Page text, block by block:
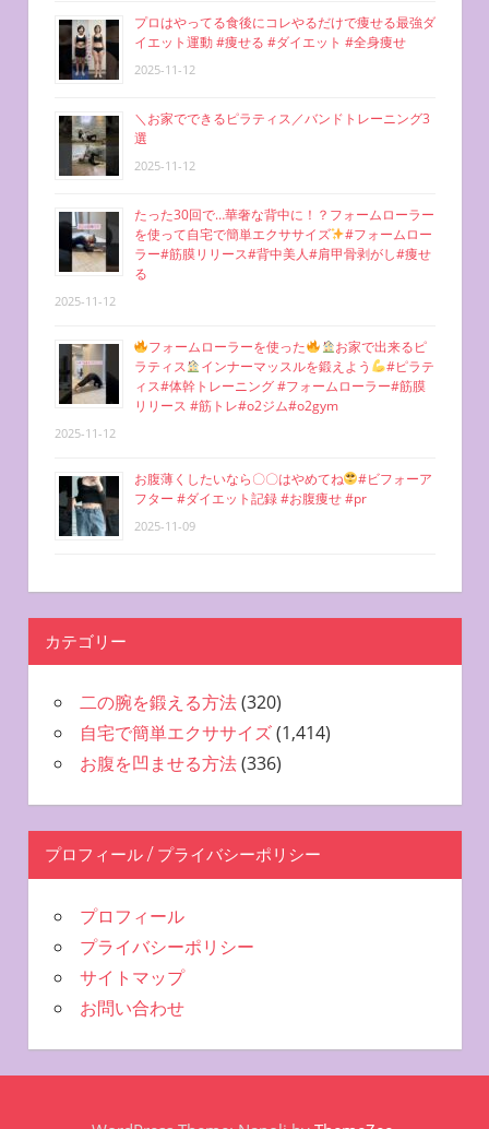
プロはやってる食後にコレやるだけで痩せる最強ダ
イエット運動 #痩せる #ダイエット #全身痩せ
2025-11-12
＼お家でできるピラティス／バンドトレーニング3
選
2025-11-12
たった30回で…華奢な背中に！？フォームローラー
を使って自宅で簡単エクササイズ
#フォームロー
ラー#筋膜リリース#背中美人#肩甲骨剥がし#痩せ
る
2025-11-12
フォームローラーを使った
お家で出来るピ
ラティス
インナーマッスルを鍛えよう
#ピラテ
ィス#体幹トレーニング #フォームローラー#筋膜
リリース #筋トレ#o2ジム#o2gym
2025-11-12
お腹薄くしたいなら〇〇はやめてね
#ビフォーア
フター #ダイエット記録 #お腹痩せ #pr
2025-11-09
カテゴリー
二の腕を鍛える方法(320)
自宅で簡単エクササイズ(1,414)
お腹を凹ませる方法(336)
プロフィール / プライバシーポリシー
プロフィール
プライバシーポリシー
サイトマップ
お問い合わせ